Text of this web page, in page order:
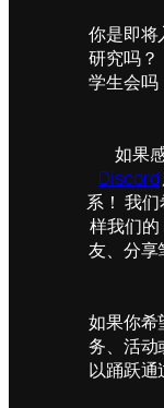
你是即将
研究吗？
学生会吗
如果
Discord
系！ 我
样我们
友、分享
如果你希
务、活动
以踊跃